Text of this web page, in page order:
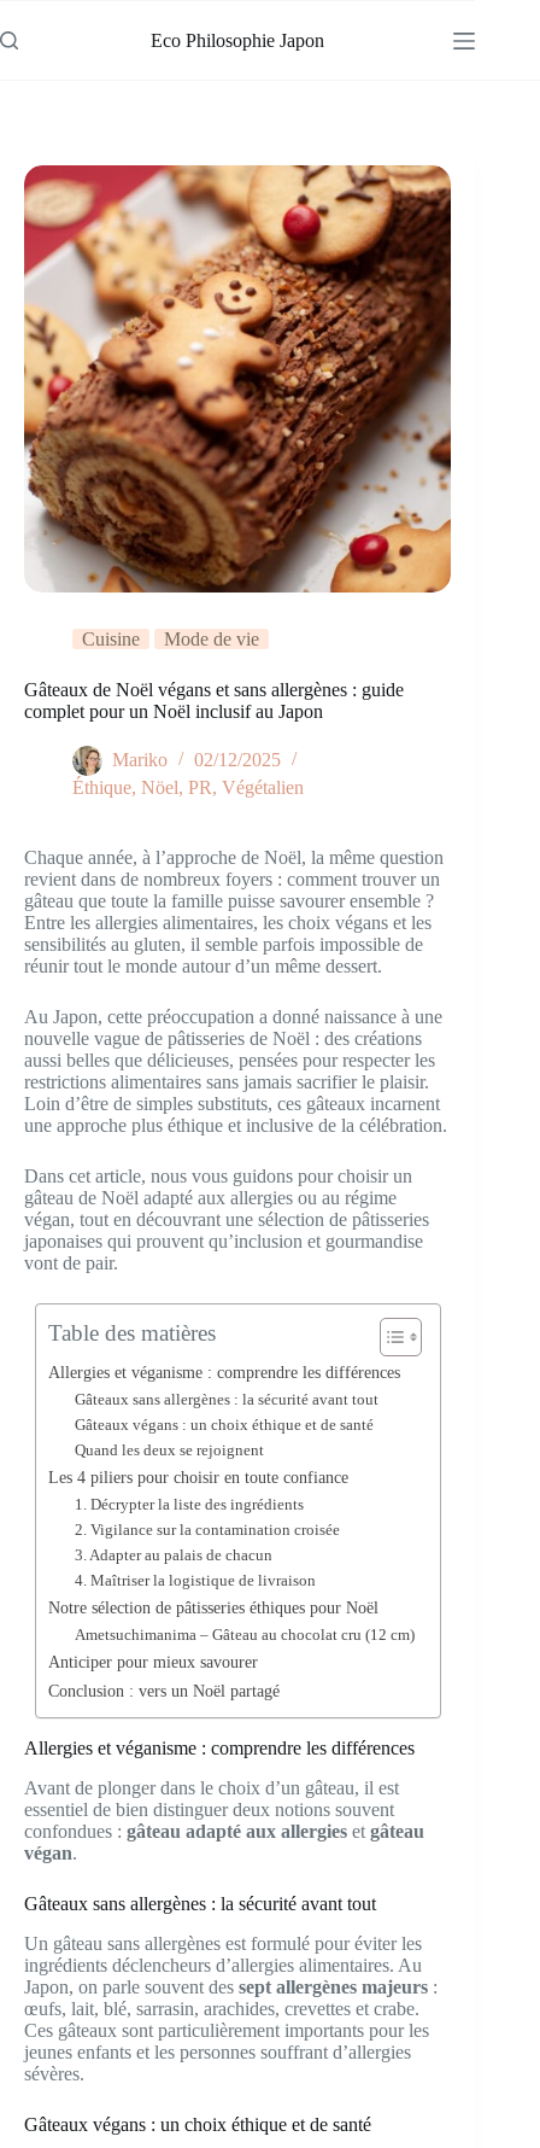
au
contenu
Eco Philosophie Japon
Cuisine Mode de vie
Gâteaux de Noël végans et sans allergènes : guide
complet pour un Noël inclusif au Japon
Mariko
02/12/2025
Éthique, Nöel, PR, Végétalien
Chaque année, à l’approche de Noël, la même question
revient dans de nombreux foyers : comment trouver un
gâteau que toute la famille puisse savourer ensemble ?
Entre les allergies alimentaires, les choix végans et les
sensibilités au gluten, il semble parfois impossible de
réunir tout le monde autour d’un même dessert.
Au Japon, cette préoccupation a donné naissance à une
nouvelle vague de pâtisseries de Noël : des créations
aussi belles que délicieuses, pensées pour respecter les
restrictions alimentaires sans jamais sacrifier le plaisir.
Loin d’être de simples substituts, ces gâteaux incarnent
une approche plus éthique et inclusive de la célébration.
Dans cet article, nous vous guidons pour choisir un
gâteau de Noël adapté aux allergies ou au régime
végan, tout en découvrant une sélection de pâtisseries
japonaises qui prouvent qu’inclusion et gourmandise
vont de pair.
Table des matières
Allergies et véganisme : comprendre les différences
Gâteaux sans allergènes : la sécurité avant tout
Gâteaux végans : un choix éthique et de santé
Quand les deux se rejoignent
Les 4 piliers pour choisir en toute confiance
1. Décrypter la liste des ingrédients
2. Vigilance sur la contamination croisée
3. Adapter au palais de chacun
4. Maîtriser la logistique de livraison
Notre sélection de pâtisseries éthiques pour Noël
Ametsuchimanima – Gâteau au chocolat cru (12 cm)
Anticiper pour mieux savourer
Conclusion : vers un Noël partagé
Allergies et véganisme : comprendre les différences
Avant de plonger dans le choix d’un gâteau, il est
essentiel de bien distinguer deux notions souvent
confondues : gâteau adapté aux allergies et gâteau
végan.
Gâteaux sans allergènes : la sécurité avant tout
Un gâteau sans allergènes est formulé pour éviter les
ingrédients déclencheurs d’allergies alimentaires. Au
Japon, on parle souvent des sept allergènes majeurs :
œufs, lait, blé, sarrasin, arachides, crevettes et crabe.
Ces gâteaux sont particulièrement importants pour les
jeunes enfants et les personnes souffrant d’allergies
sévères.
Gâteaux végans : un choix éthique et de santé